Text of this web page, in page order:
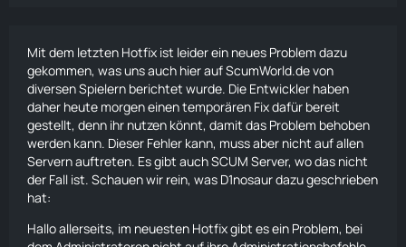
Mit dem letzten Hotfix ist leider ein neues Problem dazu
gekommen, was uns auch hier auf ScumWorld.de von
diversen Spielern berichtet wurde. Die Entwickler haben
daher heute morgen einen temporären Fix dafür bereit
gestellt, denn ihr nutzen könnt, damit das Problem behoben
werden kann. Dieser Fehler kann, muss aber nicht auf allen
Servern auftreten. Es gibt auch SCUM Server, wo das nicht
der Fall ist. Schauen wir rein, was D1nosaur dazu geschrieben
hat:
Hallo allerseits, im neuesten Hotfix gibt es ein Problem, bei